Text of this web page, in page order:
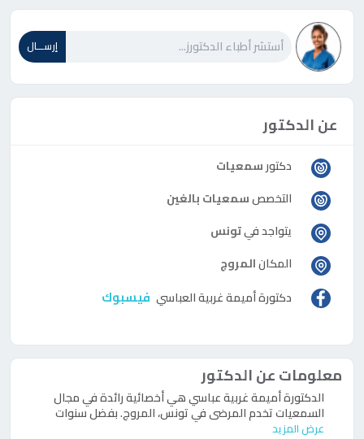
إرســـال
عن الدكتور
دكتورسمعيات
التخصصسمعيات بالغين
يتواجد فيتونس
المكانالمروج
دكتورةأميمة غربية العباسي فيسبوك
معلومات عن الدكتور
الدكتورة أميمة غربية عباسي هي أخصائية رائدة في مجال
السمعيات تخدم المرضى في تونس، المروج. بفضل سنوات
عرض المزيد